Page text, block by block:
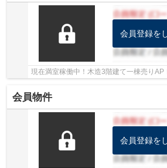
会員登録を
現在満室稼働中！木造3階建て一棟売りAP
会員物件
会員登録を